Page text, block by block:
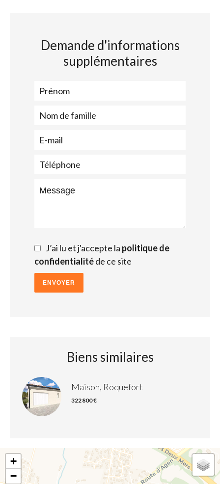
Demande d'informations
supplémentaires
J’ai lu et j'accepte la politique de
confidentialitéde ce site
ENVOYER
Biens similaires
Maison, Roquefort
322 800 €
+
−